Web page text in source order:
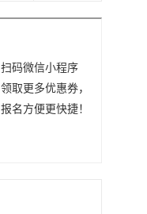
扫码微信小程序
领取更多优惠券，
报名方便更快捷！